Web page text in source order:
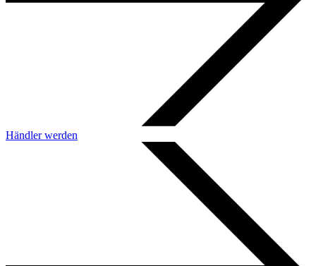
Händler werden